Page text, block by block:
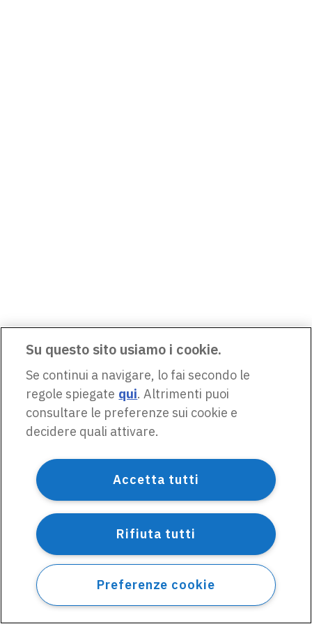
Su questo sito usiamo i cookie.
Se continui a navigare, lo fai secondo le
regole spiegate qui. Altrimenti puoi
consultare le preferenze sui cookie e
decidere quali attivare.
Accetta tutti
Rifiuta tutti
Preferenze cookie